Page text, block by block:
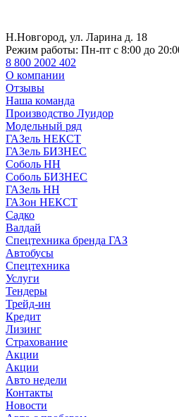
Н.Новгород, ул. Ларина д. 18
Режим работы: Пн-пт с 8:00 до
8 800 2002 402
О компании
Отзывы
Наша команда
Производство Луидор
Модельный ряд
ГАЗель НЕКСТ
ГАЗель БИЗНЕС
Соболь НН
Соболь БИЗНЕС
ГАЗель НН
ГАЗон НЕКСТ
Садко
Валдай
Спецтехника бренда ГАЗ
Автобусы
Спецтехника
Услуги
Тендеры
Трейд-ин
Кредит
Лизинг
Страхование
Акции
Акции
Авто недели
Контакты
Новости